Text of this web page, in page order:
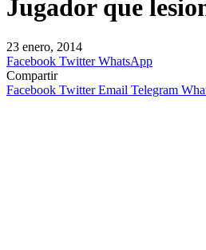
Jugador que
23 enero, 2014
Facebook Twitter WhatsApp
Compartir
Facebook Twitter Email Telegram